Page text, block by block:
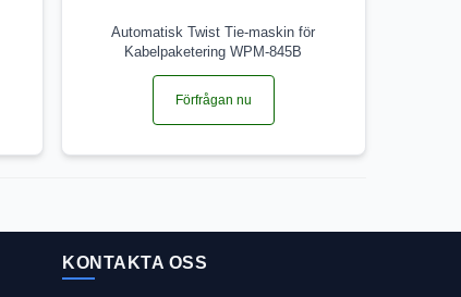
Automatisk Twist Tie-maskin för
Kabelpaketering WPM-845B
Förfrågan nu
KONTAKTA OSS